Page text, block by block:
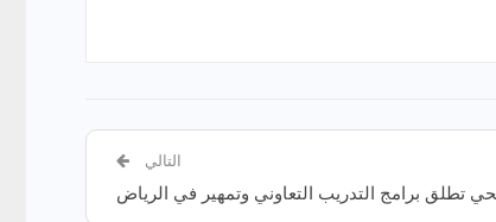
التالي
تطلق برامج التدريب التعاوني وتمهير في الرياض